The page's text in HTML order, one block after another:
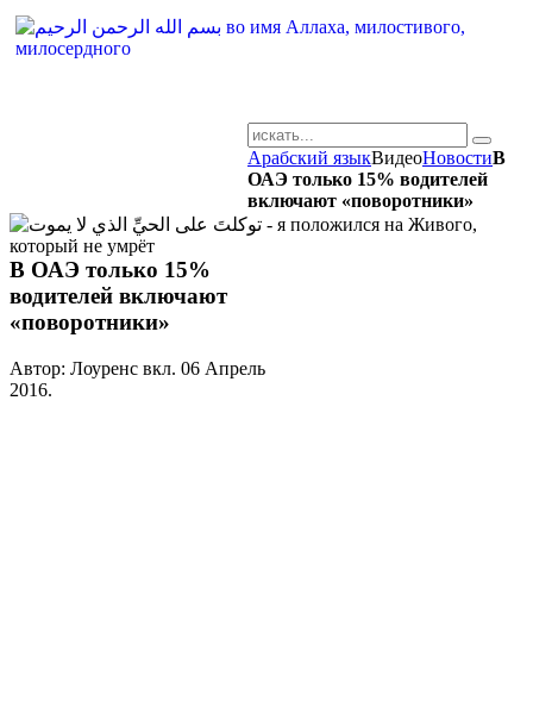
Арабский языкВидеоНовостиВ
ОАЭ только 15% водителей
включают «поворотники»
В ОАЭ только 15%
водителей включают
«поворотники»
Автор: Лоуренс вкл. 06 Апрель
2016.